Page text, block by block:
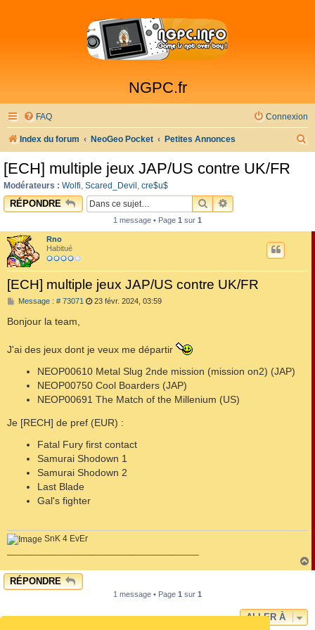
NGPC.fr
FAQ Connexion
Index du forum NeoGeo Pocket Petites Annonces
r
[ECH] multiple jeux JAP/US contre UK/FR
Modérateurs : Wolfi, Scared_Devil , cre$u$
RÉPONDRE RECHERCHER
RECHERCHE
1 message • Page 1 sur 1
Rno
Habitué
[ECH] multiple jeux JAP/US contre UK/FR
Message : # 73071 M
g
e
23 févr. 2024, 03:59
Bonjour la team,
J'ai des jeux dont je veux me départir
NEOP00610 Metal Slug 2nde mission (mission on2) (JAP)
NEOP00750 Cool Boarders (JAP)
NEOP00691 The Match of the Millenium (US)
Je [RECH] de pref (EUR) :
Fatal Fury first contact
Samurai Shodown 1
Samurai Shodown 2
Last Blade
Gal's fighter
SnK 4 EvEr
a
RÉPONDRE
1 message • Page 1 sur 1
ALLER À